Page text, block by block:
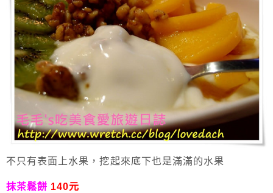
不只有表面上水果，挖起來底下也是滿滿的水果
抹茶鬆餅 140元